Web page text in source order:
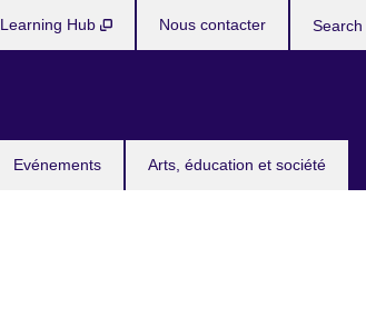
Evénements Arts, éducation et société
Learning Hub Nous contacter